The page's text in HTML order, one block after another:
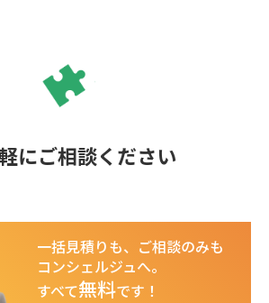
にご相談ください
一括見積りも、ご相談のみも
コンシェルジュへ。
すべて無料です！